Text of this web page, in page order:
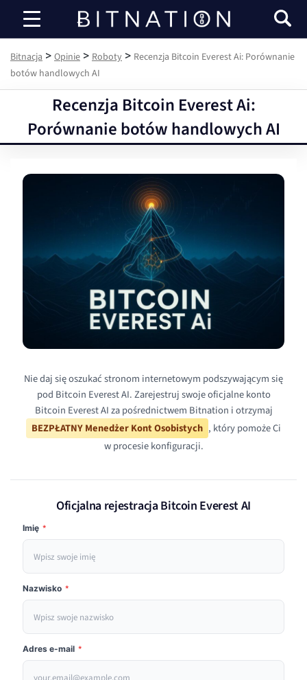
Bitnacja
Bitnacja > Opinie > Roboty > Recenzja Bitcoin Everest Ai: Porównanie
botów handlowych AI
Recenzja Bitcoin Everest Ai:
Porównanie botów handlowych AI
Nie daj się oszukać stronom internetowym podszywającym się
pod Bitcoin Everest AI. Zarejestruj swoje oficjalne konto
Bitcoin Everest AI za pośrednictwem Bitnation i otrzymaj
BEZPŁATNY Menedżer Kont Osobistych , który pomoże Ci
w procesie konfiguracji.
Oficjalna rejestracja Bitcoin Everest AI
Imię *
Nazwisko *
Adres e-mail *